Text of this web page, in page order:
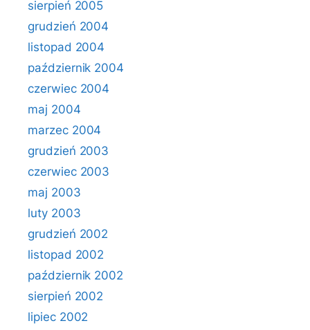
sierpień 2005
grudzień 2004
listopad 2004
październik 2004
czerwiec 2004
maj 2004
marzec 2004
grudzień 2003
czerwiec 2003
maj 2003
luty 2003
grudzień 2002
listopad 2002
październik 2002
sierpień 2002
lipiec 2002